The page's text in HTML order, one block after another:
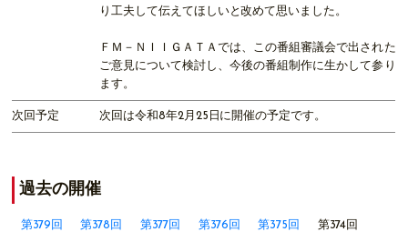
り工夫して伝えてほしいと改めて思いました。
ＦＭ－ＮＩＩＧＡＴＡでは、この番組審議会で出された
ご意見について検討し、今後の番組制作に生かして参り
ます。
次回予定 次回は令和8年2月25日に開催の予定です。
過去の開催
第379回 第378回 第377回 第376回 第375回 第374回